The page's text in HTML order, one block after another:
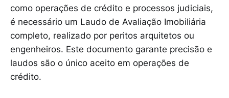
como operações de crédito e processos judiciais,
é necessário um Laudo de Avaliação Imobiliária
completo, realizado por peritos arquitetos ou
engenheiros. Este documento garante precisão e
laudos são o único aceito em operações de
crédito.